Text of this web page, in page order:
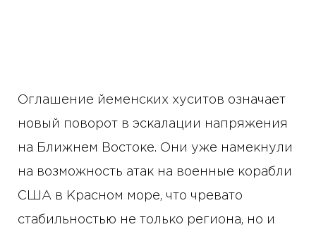
Оглашение йеменских хуситов означает
новый поворот в эскалации напряжения
на Ближнем Востоке. Они уже намекнули
на возможность атак на военные корабли
США в Красном море, что чревато
стабильностью не только региона, но и